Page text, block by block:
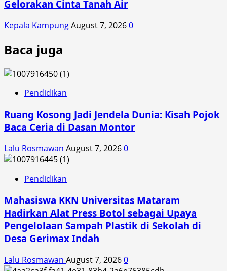
Gelorakan Cinta Tanah Air
Kepala KampungAugust 7, 20260
Baca juga
Pendidikan
Ruang Kosong Jadi Jendela Dunia: Kisah Pojok
Baca Ceria di Dasan Montor
Lalu Rosmawan August 7, 20260
Pendidikan
Mahasiswa KKN Universitas Mataram
Hadirkan Alat Press Botol sebagai Upaya
Pengelolaan Sampah Plastik di Sekolah di
Desa Gerimax Indah
Lalu Rosmawan August 7, 20260